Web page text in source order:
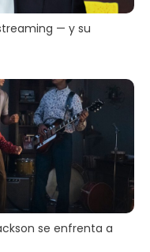
— y su
se enfrenta a